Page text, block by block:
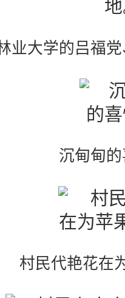
业大学的吕福
沉甸甸
村民代艳花在